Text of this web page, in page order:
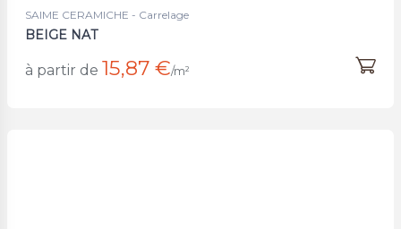
SAIME CERAMICHE - Carrelage
BEIGE NAT
à partir de 15,87 €/m²